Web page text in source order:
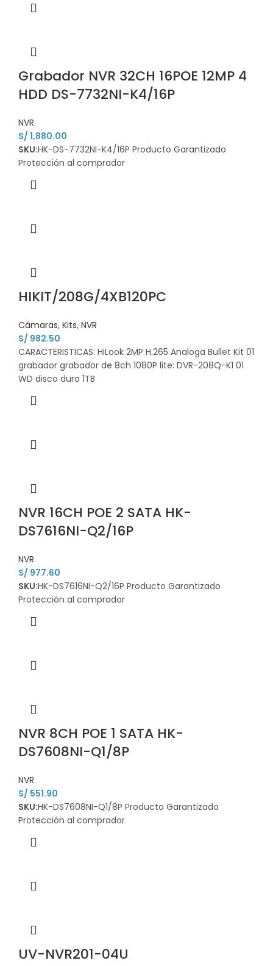
Grabador NVR 32CH 16POE 12MP 4
HDD DS-7732NI-K4/16P
NVR
S/ 1,880.00
SKU:HK-DS-7732NI-K4/16P Producto Garantizado
Protección al comprador
HIKIT/208G/4XB120PC
Cámaras, Kits, NVR
S/ 982.50
CARACTERISTICAS: HiLook 2MP H.265 Analoga Bullet Kit 01
grabador grabador de 8ch 1080P lite: DVR-208Q-K1 01
WD disco duro 1TB
NVR 16CH POE 2 SATA HK-
DS7616NI-Q2/16P
NVR
S/ 977.60
SKU:HK-DS7616NI-Q2/16P Producto Garantizado
Protección al comprador
NVR 8CH POE 1 SATA HK-
DS7608NI-Q1/8P
NVR
S/ 551.90
SKU:HK-DS7608NI-Q1/8P Producto Garantizado
Protección al comprador
UV-NVR201-04U